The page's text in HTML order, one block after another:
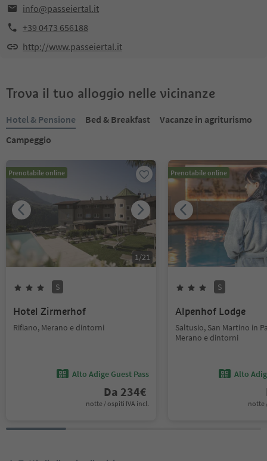
info@passeiertal.it
+39 0473 656188
http://www.passeiertal.it
Trova il tuo alloggio nelle vicinanze
Hotel & Pensione Bed & Breakfast
Vacanze in agriturismo
Campeggio
Prenotabile online
1/21
S
Hotel Zirmerhof
Rifiano, Merano e dintorni
Alto Adige Guest Pass
Da 234€
notte / ospiti IVA incl.
Prenotabile online
S
Alpenhof Lodge
Saltusio, San Martino in
Merano e dintorni
Alto
notte